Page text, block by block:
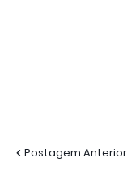
Postagem Anterior